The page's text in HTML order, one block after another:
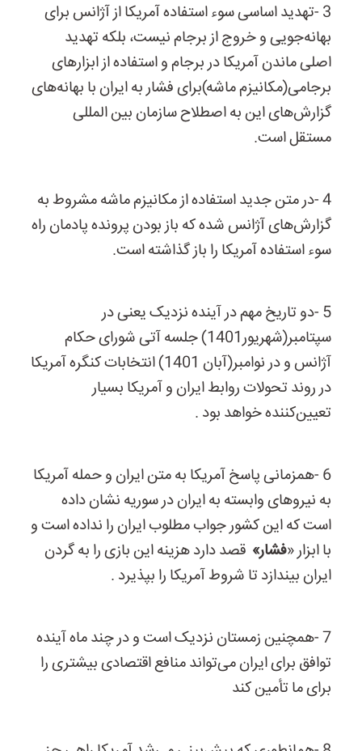
3
-تهدید اساسی سوء استفاده آمریکا از آژانس برای
بهانه‌جویی و خروج از برجام نیست، بلکه تهدید
اصلی ماندن آمریکا در برجام و استفاده از ابزارهای
برجامی(مکانیزم ماشه)برای فشار به ایران با بهانه‌های
گزارش‌های این به اصطلاح سازمان بین المللی
مستقل است.
4
-در متن جدید استفاده از مکانیزم ماشه مشروط به
گزارش‌های آژانس شده که باز بودن پرونده پادمان راه
سوء استفاده آمریکا را باز گذاشته است.
5
-دو تاریخ مهم در آینده نزدیک یعنی در
سپتامبر(شهریور1401) جلسه آتی شورای حکام
آژانس و در نوامبر(آبان 1401) انتخابات کنگره آمریکا
در روند تحولات روابط ایران و آمریکا بسیار
تعیین‌کننده خواهد بود .
6
-همزمانی پاسخ آمریکا به متن ایران و حمله آمریکا
به نیروهای وابسته به ایران در سوریه نشان داده
است که این کشور جواب مطلوب ایران را نداده است و
با ابزار «فشار» قصد دارد هزینه این بازی را به گردن
ایران بیندازد تا شروط آمریکا را بپذیرد .
7
-همچنین زمستان نزدیک است و در چند ماه آینده
توافق برای ایران می‌تواند منافع اقتصادی بیشتری را
برای ما تأمین کند